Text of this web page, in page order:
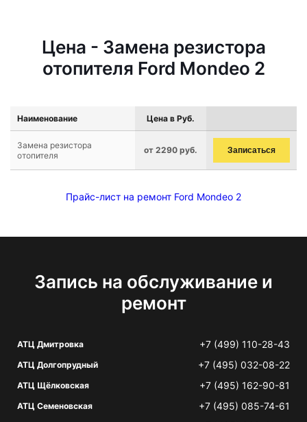
Цена - Замена резистора
отопителя Ford Mondeo 2
Наименование Цена в Руб.
Замена резистора
отопителя
от 2290 руб. Записаться
Прайс-лист на ремонт Ford Mondeo 2
Запись на обслуживание и
ремонт
АТЦ Дмитровка +7 (499) 110-28-43
АТЦ Долгопрудный +7 (495) 032-08-22
АТЦ Щёлковская +7 (495) 162-90-81
АТЦ Семеновская +7 (495) 085-74-61